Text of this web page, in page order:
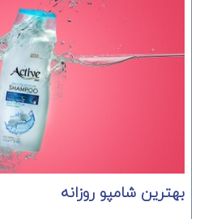
بهترین شامپو روزانه